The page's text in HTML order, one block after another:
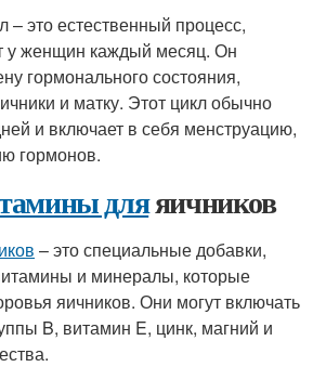
– это естественный процесс,
у женщин каждый месяц. Он
гормонального состояния,
и матку. Этот цикл обычно
и включает в себя менструацию,
гормонов.
дляяичников
– это специальные добавки,
и минералы, которые
яичников. Они могут включать
B, витамин E, цинк, магний и